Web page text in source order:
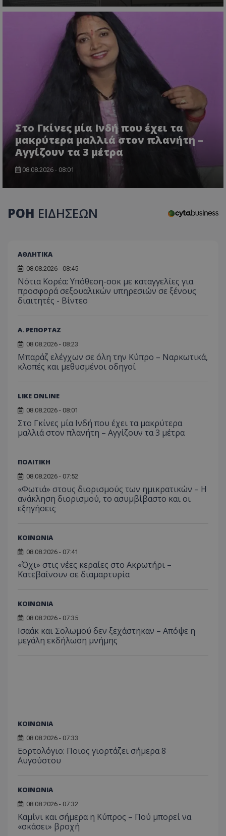
Στο Γκίνες μία Ινδή που έχει τα
μακρύτερα μαλλιά στον πλανήτη –
Αγγίζουν τα 3 μέτρα
08.08.2026 - 08:01
ΡΟΗ ΕΙΔΗΣΕΩΝ
ΑΘΛΗΤΙΚΑ
08.08.2026 - 08:45
Νότια Κορέα: Υπόθεση-σοκ με καταγγελίες για
προσφορά σεξουαλικών υπηρεσιών σε ξένους
διαιτητές - Bίντεο
Α. ΡΕΠΟΡΤΑΖ
08.08.2026 - 08:23
Μπαράζ ελέγχων σε όλη την Κύπρο – Ναρκωτικά,
κλοπές και μεθυσμένοι οδηγοί
LIKE ONLINE
08.08.2026 - 08:01
Στο Γκίνες μία Ινδή που έχει τα μακρύτερα
μαλλιά στον πλανήτη – Αγγίζουν τα 3 μέτρα
ΠΟΛΙΤΙΚΗ
08.08.2026 - 07:52
«Φωτιά» στους διορισμούς των ημικρατικών – Η
ανάκληση διορισμού, το ασυμβίβαστο και οι
εξηγήσεις
ΚΟΙΝΩΝΙΑ
08.08.2026 - 07:41
«Όχι» στις νέες κεραίες στο Ακρωτήρι –
Κατεβαίνουν σε διαμαρτυρία
ΚΟΙΝΩΝΙΑ
08.08.2026 - 07:35
Ισαάκ και Σολωμού δεν ξεχάστηκαν – Απόψε η
μεγάλη εκδήλωση μνήμης
ΚΟΙΝΩΝΙΑ
08.08.2026 - 07:33
Εορτολόγιο: Ποιος γιορτάζει σήμερα 8
Αυγούστου
ΚΟΙΝΩΝΙΑ
08.08.2026 - 07:32
Καμίνι και σήμερα η Κύπρος – Πού μπορεί να
«σκάσει» βροχή
οποίο
_ga_J7RS52TMNC
1 χρόνος 1
μήνας
από το
του